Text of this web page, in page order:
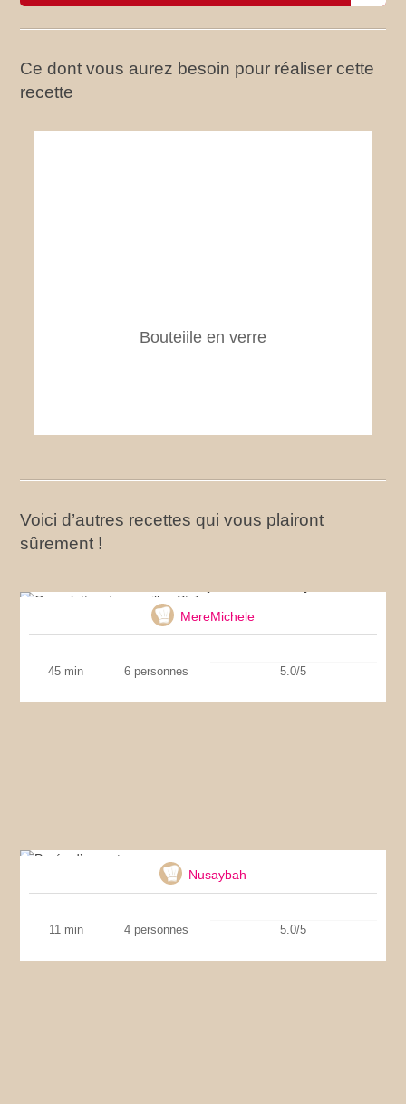
Ce dont vous aurez besoin pour réaliser cette
recette
Bouteiile en verre
Voici d’autres recettes qui vous plairont
sûrement !
MereMichele
45 min 6 personnes 5.0/5
Nusaybah
11 min 4 personnes 5.0/5